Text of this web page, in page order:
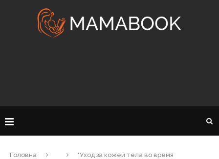
Головна
"Уход за кожей тела во время